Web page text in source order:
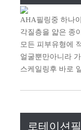
AHA필링중 하나
각질층을 얇은 종
모든 피부유형에
얼굴뿐만아니라
스케일링후 바로
로테이션필